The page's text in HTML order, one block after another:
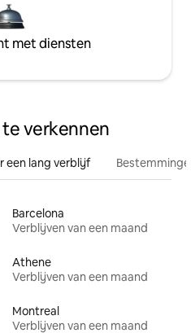
met diensten
verkennen
een lang verblijf
Barcelona
Verblijven van een maand
Athene
Verblijven van een maand
Montreal
Verblijven van een maand